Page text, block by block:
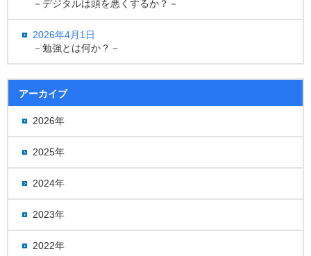
－デジタルは頭を悪くするか？－
2026年4月1日
－勉強とは何か？－
アーカイブ
2026年
2025年
2024年
2023年
2022年